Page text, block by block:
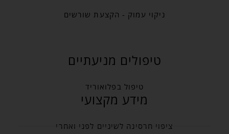
ניקוי עמוק - הקצעת שורשים
טיפולים מניעתיים
טיפול בפלואוריד
מידע מקצועי
ציפוי חרסינה לשיניים לפני ואחרי